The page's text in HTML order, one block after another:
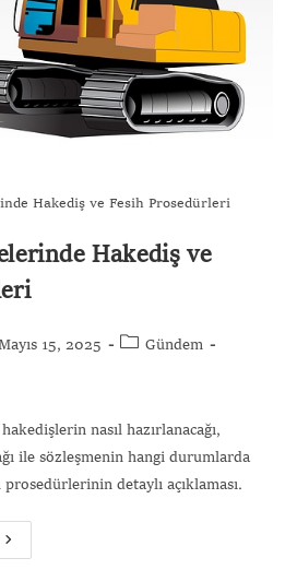
Hakediş ve Fesih Prosedürleri
Hakediş ve
15, 2025
Gündem
nasıl hazırlanacağı,
ile sözleşmenin hangi durumlarda
detaylı açıklaması.